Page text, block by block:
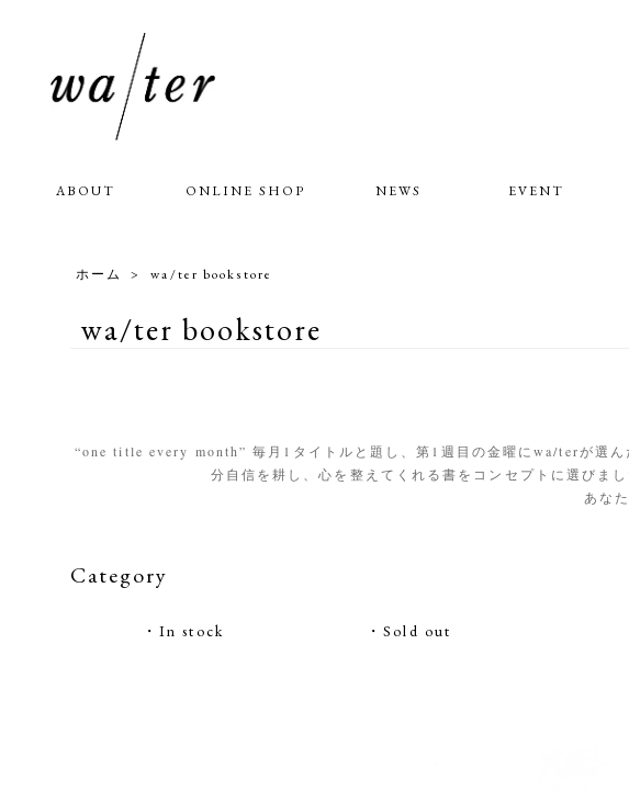
ABOUT ONLINE SHOP NEWS EVENT
ホーム > wa/ter bookstore
wa/ter bookstore
“one title every month” 毎月1タイトルと題し、第1週目の金曜にwa/terが選
分自信を耕し、心を整えてくれる書をコンセプトに選びま
あな
Category
・In stock ・Sold out